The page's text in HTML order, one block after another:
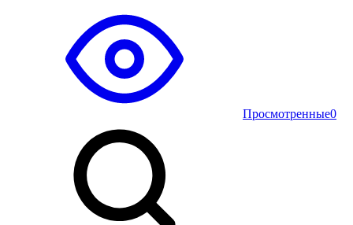
Просмотренные0